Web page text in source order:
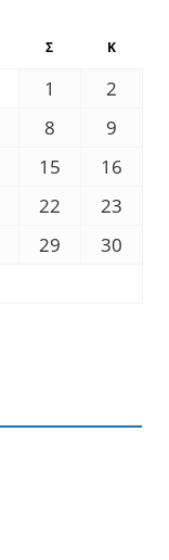
Σ Κ
1
2
8
9
15
16
22
23
29
30